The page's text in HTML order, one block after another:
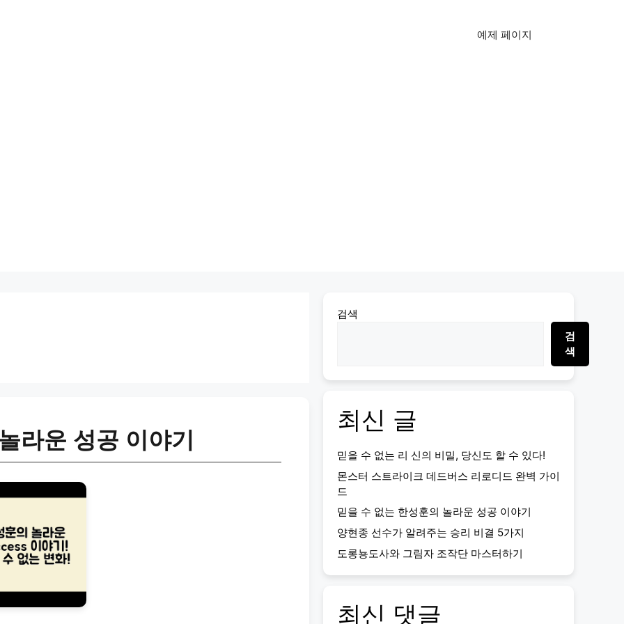
예제 페이지
라운 성공 이야기
검색
검
색
최신 글
믿을 수 없는 리 신의 비밀, 당신도 할 수 있다!
몬스터 스트라이크 데드버스 리로디드 완벽 가이
드
믿을 수 없는 한성훈의 놀라운 성공 이야기
양현종 선수가 알려주는 승리 비결 5가지
도롱뇽도사와 그림자 조작단 마스터하기
최신 댓글